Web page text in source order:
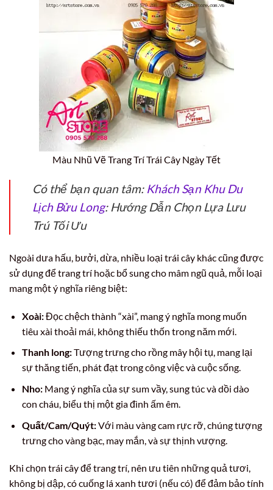
Màu Nhũ Vẽ Trang Trí Trái Cây Ngày Tết
Có thể bạn quan tâm: Khách Sạn Khu Du
Lịch Bửu Long: Hướng Dẫn Chọn Lựa Lưu
Trú Tối Ưu
Ngoài dưa hấu, bưởi, dừa, nhiều loại trái cây khác cũng được
sử dụng để trang trí hoặc bổ sung cho mâm ngũ quả, mỗi loại
mang một ý nghĩa riêng biệt:
Xoài:Đọc chệch thành “xài”, mang ý nghĩa mong muốn
tiêu xài thoải mái, không thiếu thốn trong năm mới.
Thanh long:Tượng trưng cho rồng mây hội tụ, mang lại
sự thăng tiến, phát đạt trong công việc và cuộc sống.
Nho:Mang ý nghĩa của sự sum vầy, sung túc và dồi dào
con cháu, biểu thị một gia đình ấm êm.
Quất/Cam/Quýt:Với màu vàng cam rực rỡ, chúng tượng
trưng cho vàng bạc, may mắn, và sự thịnh vượng.
Khi chọn trái cây để trang trí, nên ưu tiên những quả tươi,
không bị dập, có cuống lá xanh tươi (nếu có) để đảm bảo tính